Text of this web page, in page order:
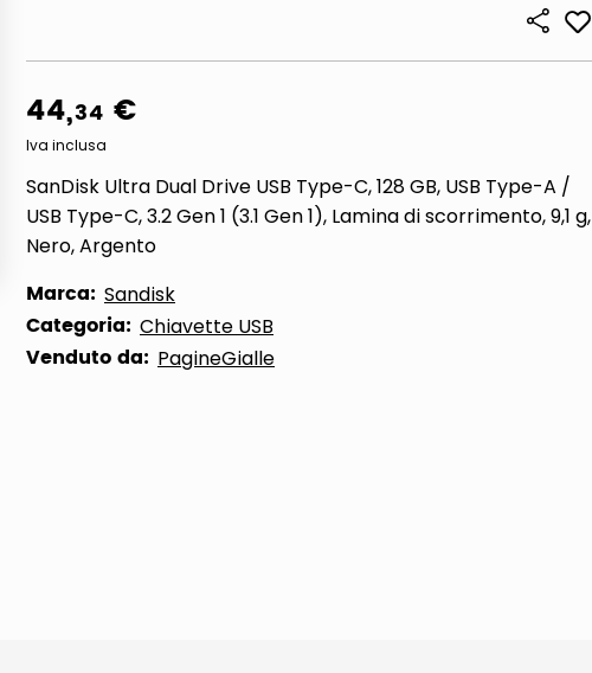
44,34 €
Iva inclusa
SanDisk Ultra Dual Drive USB Type-C, 128 GB, USB Type-A /
USB Type-C, 3.2 Gen 1 (3.1 Gen 1), Lamina di scorrimento, 9,1 g,
Nero, Argento
Marca: Sandisk
Categoria: Chiavette USB
Venduto da: PagineGialle